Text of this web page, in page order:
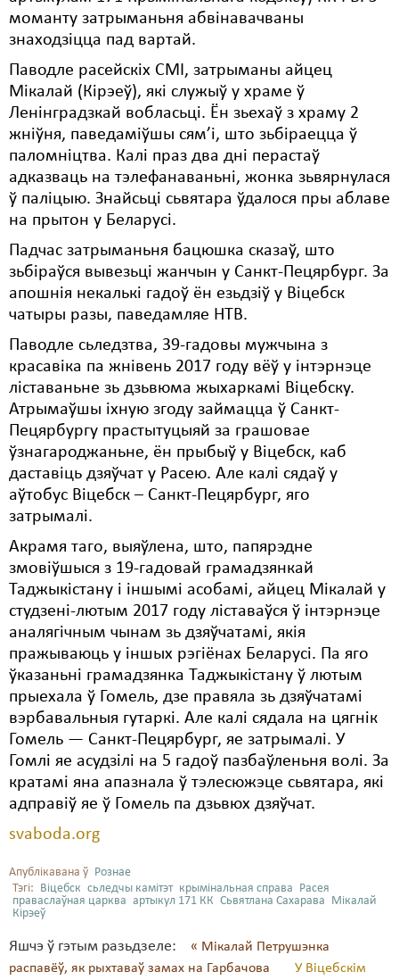
моманту затрыманьня абвінавачваны
знаходзіцца пад вартай.
Паводле расейскіх СМІ, затрыманы айцец
Мікалай (Кірэеў), які служыў у храме ў
Ленінградзкай вобласьці. Ён зьехаў з храму 2
жніўня, паведаміўшы сям’і, што зьбіраецца ў
паломніцтва. Калі праз два дні перастаў
адказваць на тэлефанаваньні, жонка зьвярнулася
ў паліцыю. Знайсьці сьвятара ўдалося пры аблаве
на прытон у Беларусі.
Падчас затрыманьня бацюшка сказаў, што
зьбіраўся вывезьці жанчын у Санкт-Пецярбург. За
апошнія некалькі гадоў ён езьдзіў у Віцебск
чатыры разы, паведамляе НТВ.
Паводле сьледзтва, 39-гадовы мужчына з
красавіка па жнівень 2017 году вёў у інтэрнэце
ліставаньне зь дзьвюма жыхаркамі Віцебску.
Атрымаўшы іхную згоду займацца ў Санкт-
Пецярбургу прастытуцыяй за грашовае
ўзнагароджаньне, ён прыбыў у Віцебск, каб
даставіць дзяўчат у Расею. Але калі сядаў у
аўтобус Віцебск – Санкт-Пецярбург, яго
затрымалі.
Акрамя таго, выяўлена, што, папярэдне
змовіўшыся з 19-гадовай грамадзянкай
Таджыкістану і іншымі асобамі, айцец Мікалай у
студзені-лютым 2017 году ліставаўся ў інтэрнэце
аналягічным чынам зь дзяўчатамі, якія
пражываюць у іншых рэгіёнах Беларусі. Па яго
ўказаньні грамадзянка Таджыкістану ў лютым
прыехала ў Гомель, дзе правяла зь дзяўчатамі
вэрбавальныя гутаркі. Але калі сядала на цягнік
Гомель — Санкт-Пецярбург, яе затрымалі. У
Гомлі яе асудзілі на 5 гадоў пазбаўленьня волі. За
кратамі яна апазнала ў тэлесюжэце сьвятара, які
адправіў яе ў Гомель па дзьвюх дзяўчат.
svaboda.org
Апублікавана ў Рознае
Тэгі: Віцебск сьледчы камітэт крымінальная справа Расея
праваслаўная царква артыкул 171 КК Сьвятлана Сахарава Мікалай
Кірэеў
Яшчэ ў гэтым разьдзеле:
« Мікалай Петрушэнка
распавёў, як рыхтаваў замах на Гарбачова
У Віцебскім
Сацыяльныя правы